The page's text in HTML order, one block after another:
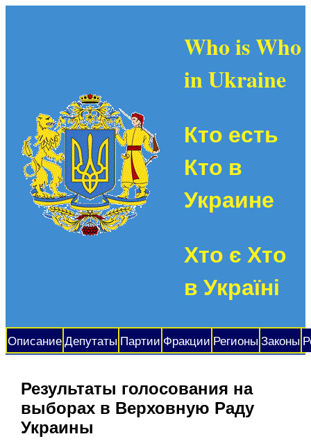
Who is Who
in Ukraine
Кто есть
Кто в
Украине
Хто є Хто
в Україні
Описание Депутаты Партии Фракции Регионы Законы
Результаты голосования на
выборах в Верховную Раду
Украины